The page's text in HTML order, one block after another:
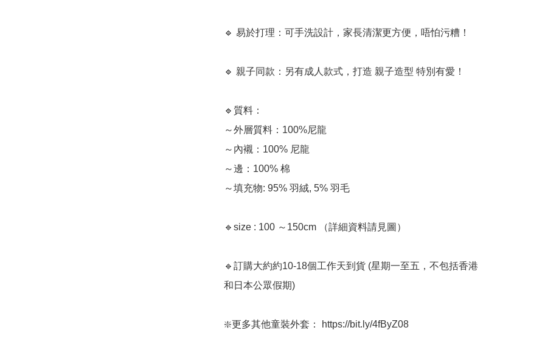
🔹 易於打理：可手洗設計，家長清潔更方便，唔怕污糟！
🔹 親子同款：另有成人款式，打造 親子造型 特別有愛！
🔹質料：
～外層質料：100%尼龍
～內襯：100% 尼龍
～邊：100% 棉
～填充物: 95% 羽絨, 5% 羽毛
🔹size : 100 ～150cm （詳細資料請見圖）
🔹訂購大約約10-18個工作天到貨 (星期一至五，不包括香港
和日本公眾假期) ﻿
❇️更多其他童裝外套： https://bit.ly/4fByZ08